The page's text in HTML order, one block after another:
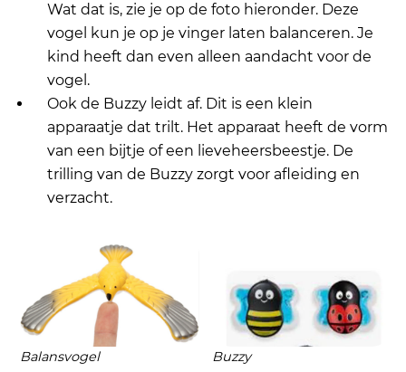
Wat dat is, zie je op de foto hieronder. Deze
vogel kun je op je vinger laten balanceren. Je
kind heeft dan even alleen aandacht voor de
vogel.
Ook de Buzzy leidt af. Dit is een klein
apparaatje dat trilt. Het apparaat heeft de vorm
van een bijtje of een lieveheersbeestje. De
trilling van de Buzzy zorgt voor afleiding en
verzacht.
Balansvogel Buzzy